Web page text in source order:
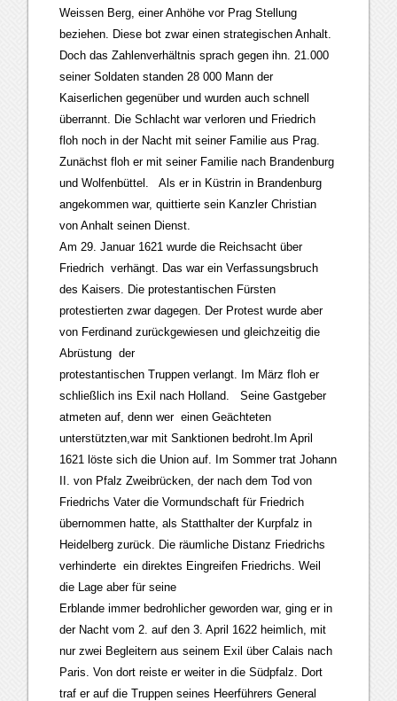
Weissen Berg, einer Anhöhe vor Prag Stellung
beziehen. Diese bot zwar einen strategischen Anhalt.
Doch das Zahlenverhältnis sprach gegen ihn. 21.000
seiner Soldaten standen 28 000 Mann der
Kaiserlichen gegenüber und wurden auch schnell
überrannt. Die Schlacht war verloren und Friedrich
floh noch in der Nacht mit seiner Familie aus Prag.
Zunächst floh er mit seiner Familie nach Brandenburg
und Wolfenbüttel. Als er in Küstrin in Brandenburg
angekommen war, quittierte sein Kanzler Christian
von Anhalt seinen Dienst.
Am 29. Januar 1621 wurde die Reichsacht über
Friedrich verhängt. Das war ein Verfassungsbruch
des Kaisers. Die protestantischen Fürsten
protestierten zwar dagegen. Der Protest wurde aber
von Ferdinand zurückgewiesen und gleichzeitig die
Abrüstung der
protestantischen Truppen verlangt. Im März floh er
schließlich ins Exil nach Holland. Seine Gastgeber
atmeten auf, denn wer einen Geächteten
unterstützten,war mit Sanktionen bedroht.Im April
1621 löste sich die Union auf. Im Sommer trat Johann
II. von Pfalz Zweibrücken, der nach dem Tod von
Friedrichs Vater die Vormundschaft für Friedrich
übernommen hatte, als Statthalter der Kurpfalz in
Heidelberg zurück. Die räumliche Distanz Friedrichs
verhinderte ein direktes Eingreifen Friedrichs. Weil
die Lage aber für seine
Erblande immer bedrohlicher geworden war, ging er in
der Nacht vom 2. auf den 3. April 1622 heimlich, mit
nur zwei Begleitern aus seinem Exil über Calais nach
Paris. Von dort reiste er weiter in die Südpfalz. Dort
traf er auf die Truppen seines Heerführers General